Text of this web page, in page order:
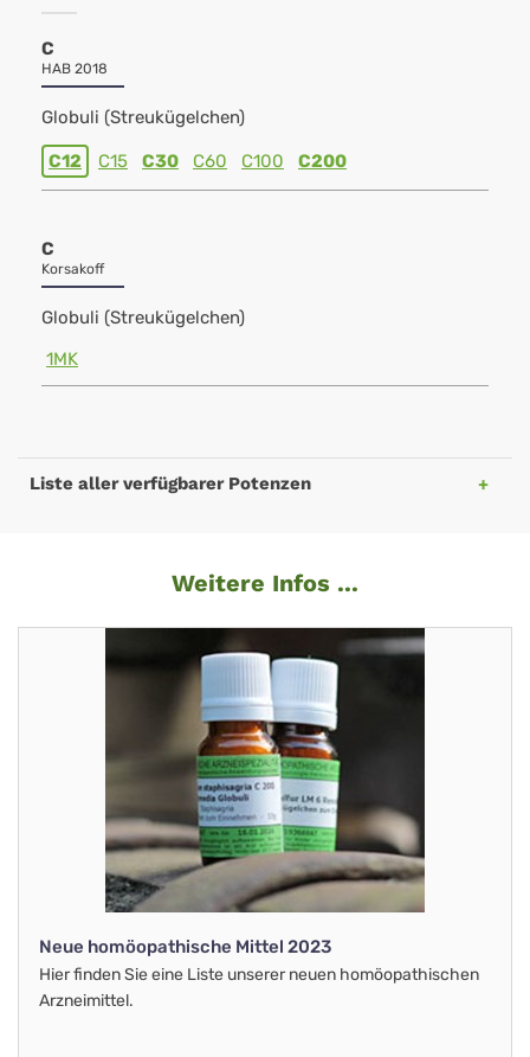
C
HAB 2018
Globuli (Streukügelchen)
C12 C15 C30 C60 C100 C200
C
Korsakoff
Globuli (Streukügelchen)
1MK
Liste aller verfügbarer Potenzen
Weitere Infos ...
Neue homöopathische Mittel 2023
Hier finden Sie eine Liste unserer neuen homöopathischen
Arzneimittel.